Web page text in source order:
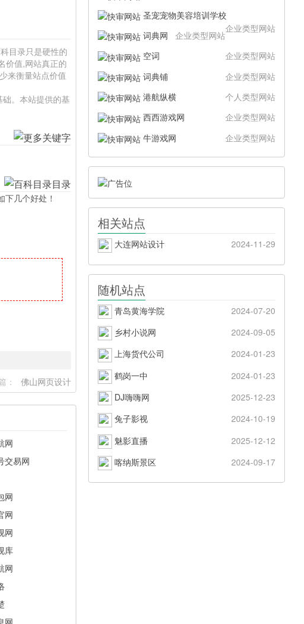
目录只是硬性的
价值,网站真正的
来衡量站点价值
。本站提供的基
几个好处！
： 佛山网页设计
网
交易网
网
网
网
库
网
圣宠宠物美容培训学校
企业类型网站
词典网
企业类型网站
空词
企业类型网站
词典铺
企业类型网站
港航纵横
个人类型网站
西西游戏网
企业类型网站
牛游戏网
企业类型网站
相关站点
大连网站设计 2024-11-29
随机站点
青岛黄海学院
2024-07-20
乡村小说网
2024-09-05
上海货代公司
2024-01-23
鹤岗一中
2024-01-23
DJ嗨嗨网
2025-12-23
兔子影视
2024-10-19
魅影直播
2025-12-12
喀纳斯景区
2024-09-17